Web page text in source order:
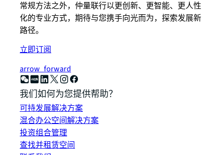
常规方法之外，仲量联行以更创新、更智能、更人性
化的专业方式，期待与您携手向光而为，探索发展新
路径。
立即订阅
arrow_forward
我们如何为您提供帮助？
可持发展解决方案
混合办公空间解决方案
投资组合管理
查找并租赁空间